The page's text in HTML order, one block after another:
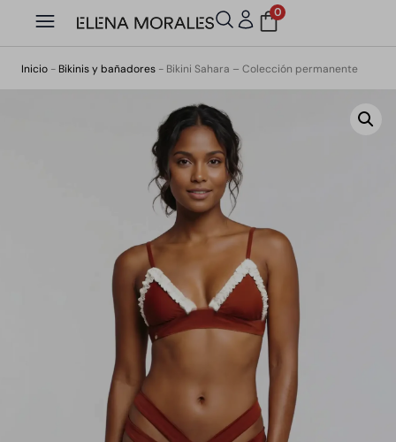
0
Inicio - Bikinis y bañadores - Bikini Sahara – Colección permanente